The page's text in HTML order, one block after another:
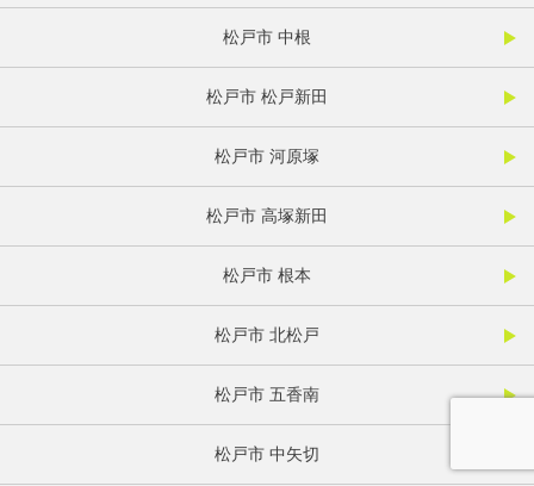
松戸市 中根
松戸市 松戸新田
松戸市 河原塚
松戸市 高塚新田
松戸市 根本
松戸市 北松戸
松戸市 五香南
松戸市 中矢切